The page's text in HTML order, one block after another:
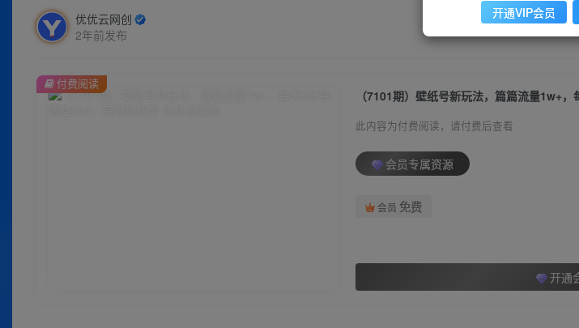
优优云网创
2年前发布
（7101期）壁纸号新玩法，篇篇流量1w+
此内容为付费阅读，请付费后查看
会员专属资源
会员 免费
开通
付费阅读
开通VIP会员